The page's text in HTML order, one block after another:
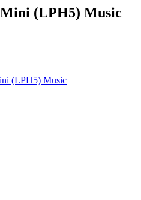
(LPH5) Music